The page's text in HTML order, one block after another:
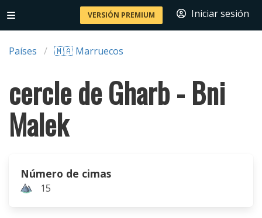
VERSIÓN PREMIUM Iniciar sesión
Países 🇲🇦 Marruecos
cercle de Gharb - Bni
Malek
Número de cimas
15